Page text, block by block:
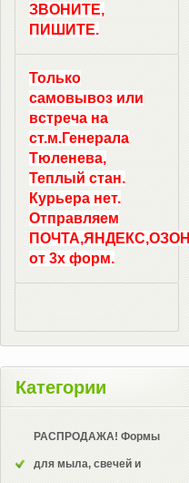
ЗВОНИТЕ,
ПИШИТЕ.
Только
самовывоз или
встреча на
ст.м.Генерала
Тюленева,
Теплый стан.
Курьера нет.
Отправляем
ПОЧТА,ЯНДЕКС,ОЗОН
от 3х форм.
Категории
РАСПРОДАЖА! Формы
для мыла, свечей и